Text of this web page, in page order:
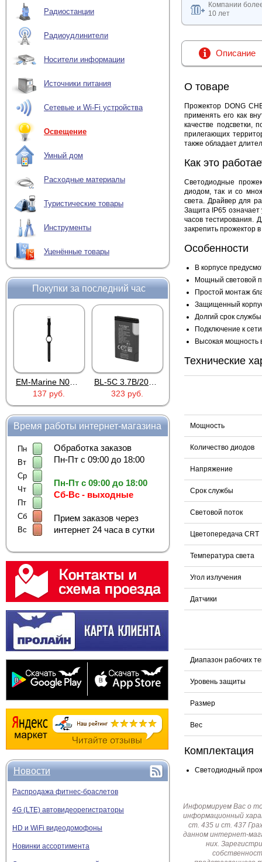
Радиостанции
Радиоудлинители
Носители информации
Источники питания
Сетевые и Wi-Fi устройства
Освещение
Умный дом
Расходные материалы
Туристические товары
Инструменты
Уценённые товары
Покупки за последний час
137 руб.
323 руб.
Время работы интернет-магазина
Пн
Вт
Ср
Чт
Пт
Сб
Вс
Обработка заказов
Пн-Пт с 09:00 до 18:00
Пн-Пт с 09:00 до 18:00
Сб-Вс - выходные
Прием заказов через
интернет 24 часа в сутки
Новости
Распродажа фитнес-браслетов
4G (LTE) автовидеорегистраторы
HD и WiFi видеодомофоны
Новинки ассортимента
Компании
10 лет
Описание
О товаре
Прожектор DONG
применять его как
качестве
прилегающих
также обладает
Как это
Светодиодные
диодом, так и со
света. Драйвер для
Защита IP65
часов тестирования.
закрепить прожектор
Особенности
В корпусе
Мощный световой
Простой монтаж
Защищенный
Долгий срок
Подключение к
Высокая мощность
Технические
Мощность
Количество диодов
Напряжение
Срок службы
Световой поток
Цветопередача CRT
Температура света
Угол излучения
Датчики
Диапазон рабочих
Уровень защиты
Размер
Вес
Комплектация
Светодиодный
Информируем Вас о
информационный
ст. 435 и ст. 437
данном интернет-
них.